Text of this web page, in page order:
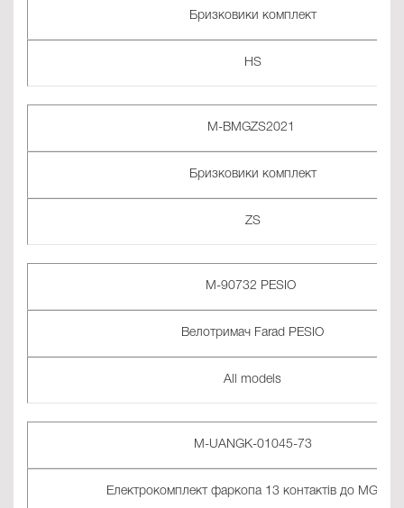
Бризковики комплект
HS
M-BMGZS2021
Бризковики комплект
ZS
M-90732 PESIO
Велотримач Farad PESIO
All models
M-UANGK-01045-73
Електрокомплект фаркопа 13 контактів до MG HS